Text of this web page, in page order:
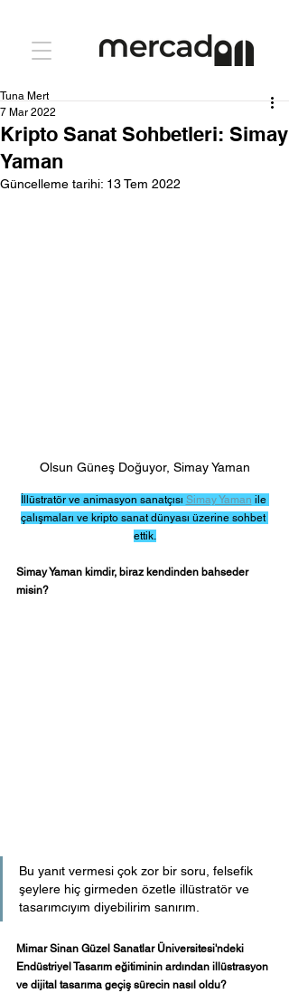
Kripto Sanat Sohbetleri: Simay
Yaman
Tuna Mert
7 Mar 2022
Güncelleme tarihi: 13 Tem 2022
Olsun Güneş Doğuyor, Simay Yaman
İllüstratör ve animasyon sanatçısı Simay Yaman ile
çalışmaları ve kripto sanat dünyası üzerine sohbet
ettik.
Simay Yaman kimdir, biraz kendinden bahseder
misin?
Bu yanıt vermesi çok zor bir soru, felsefik
şeylere hiç girmeden özetle illüstratör ve
tasarımcıyım diyebilirim sanırım.
Mimar Sinan Güzel Sanatlar Üniversitesi'ndeki
Endüstriyel Tasarım eğitiminin ardından illüstrasyon
ve dijital tasarıma geçiş sürecin nasıl oldu?